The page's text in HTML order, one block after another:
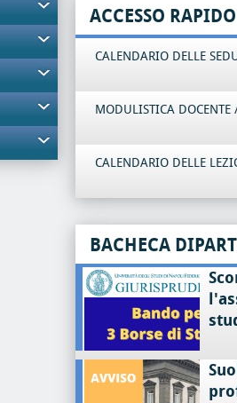
ACCESSO RAPIDO
CALENDARIO DELLE
MODULISTICA DOCENTE
CALENDARIO DELLE
BACHECA